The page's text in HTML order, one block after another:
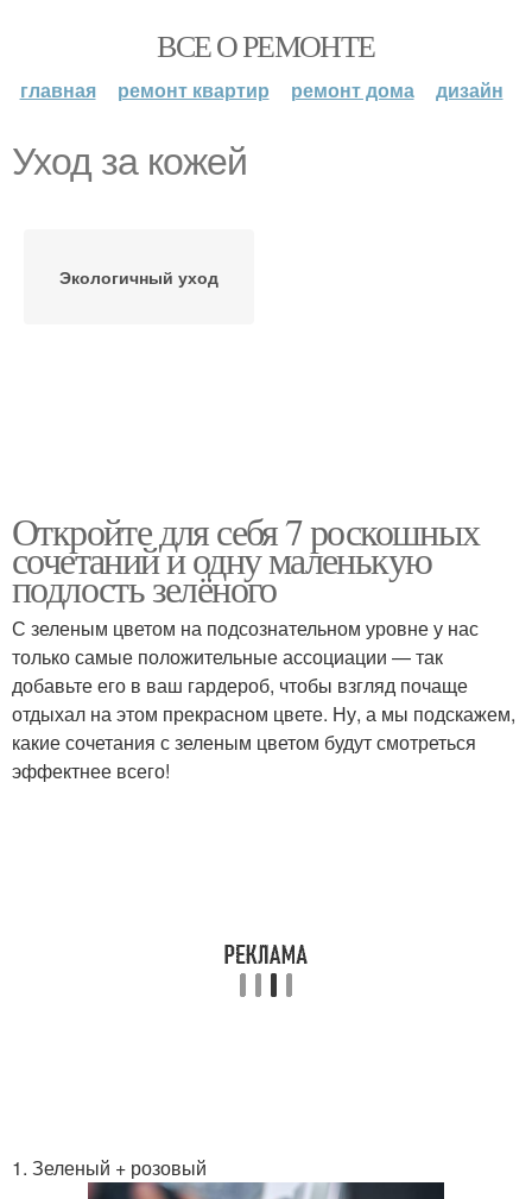
ВСЕ О РЕМОНТЕ
главная ремонт квартир ремонт дома дизайн
Уход за кожей
Экологичный уход
Откройте для себя 7 роскошных
сочетаний и одну маленькую
подлость зелёного
С зеленым цветом на подсознательном уровне у нас
только самые положительные ассоциации — так
добавьте его в ваш гардероб, чтобы взгляд почаще
отдыхал на этом прекрасном цвете. Ну, а мы подскажем,
какие сочетания с зеленым цветом будут смотреться
эффектнее всего!
1. Зеленый + розовый